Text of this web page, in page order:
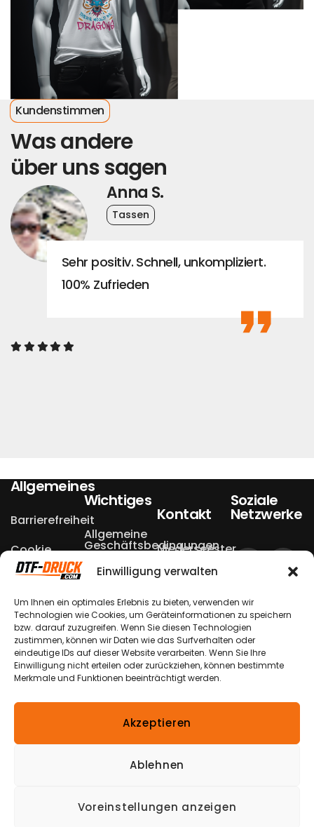
Einwilligung verwalten
Um Ihnen ein optimales Erlebnis zu bieten, verwenden wir
Technologien wie Cookies, um Geräteinformationen zu speichern
bzw. darauf zuzugreifen. Wenn Sie diesen Technologien
zustimmen, können wir Daten wie das Surfverhalten oder
eindeutige IDs auf dieser Website verarbeiten. Wenn Sie Ihre
Einwilligung nicht erteilen oder zurückziehen, können bestimmte
Merkmale und Funktionen beeinträchtigt werden.
Akzeptieren
Ablehnen
Voreinstellungen anzeigen
Kundenstimmen
Was andere
über uns sagen
Anna S.
Tassen
Sehr positiv. Schnell, unkompliziert.
100% Zufrieden
Allgemeines
Barrierefreiheit
Cookie
Einstellungen
Bewertungen
Nutzungsbedingungen
Verpackungshinweis
Widerrufen
Wichtiges
Allgemeine
Geschäftsbedingungen
Datenschutzerklärungen
Widerrufsbelehrungen
Versandkosten
& -arten
Zahlungsmöglichkeiten
Impressum
Kontakt
Niederseester
Weg 13a
– Halen
+49 174
870 1900
info@dtf-
Soziale
Netzwerke
*Alle Preise inkl. gesetzl. Mehrwertsteuer
zzgl.Versandkostenund ggf. Nachnahmegebühren,
wenn nicht anders beschrieben.
ursprünglichen Preis.